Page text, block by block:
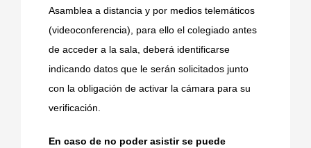
Asamblea a distancia y por medios telemáticos
(videoconferencia), para ello el colegiado antes
de acceder a la sala, deberá identificarse
indicando datos que le serán solicitados junto
con la obligación de activar la cámara para su
verificación.
En caso de no poder asistir se puede